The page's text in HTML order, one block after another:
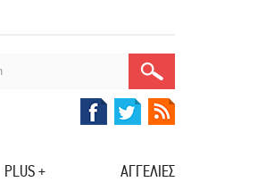
PLUS + ΑΓΓΕΛΙΕΣ